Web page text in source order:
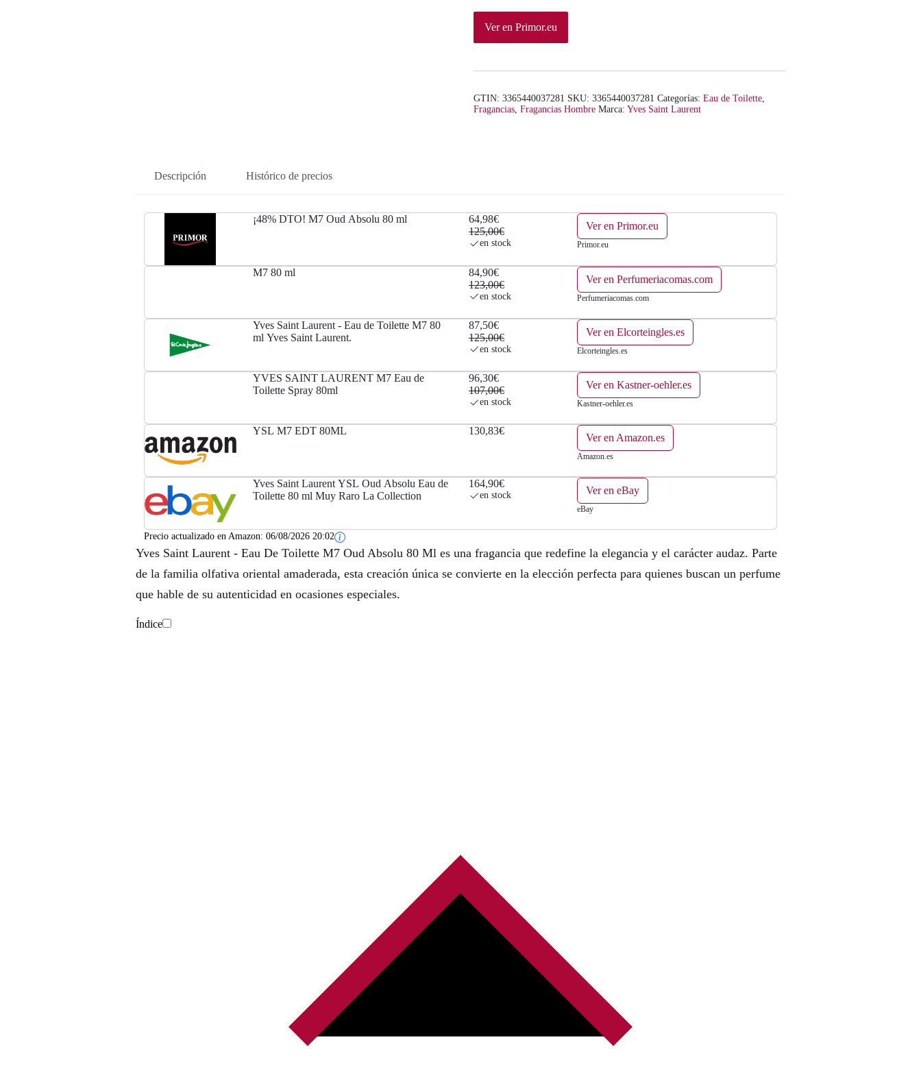
a
r
2
,
0
.
6
8
€
.
Ver en Primor.eu
GTIN: 3365440037281 SKU: 3365440037281 Categorías: Eau de Toilette,
Fragancias, Fragancias Hombre Marca: Yves Saint Laurent
Descripción Histórico de precios
¡48% DTO! M7 Oud Absolu 80 ml
64,98€
125,00€
en stock
Ver en Primor.eu
Primor.eu
M7 80 ml
84,90€
123,00€
en stock
Ver en Perfumeriacomas.com
Perfumeriacomas.com
Yves Saint Laurent - Eau de Toilette M7 80
ml Yves Saint Laurent.
87,50€
125,00€
en stock
Ver en Elcorteingles.es
Elcorteingles.es
YVES SAINT LAURENT M7 Eau de
Toilette Spray 80ml
96,30€
107,00€
en stock
Ver en Kastner-oehler.es
Kastner-oehler.es
YSL M7 EDT 80ML 130,83€
Ver en Amazon.es
Amazon.es
Yves Saint Laurent YSL Oud Absolu Eau de
Toilette 80 ml Muy Raro La Collection
164,90€
en stock Ver en eBay
eBay
Precio actualizado en Amazon: 06/08/2026 20:02
Yves Saint Laurent - Eau De Toilette M7 Oud Absolu 80 Ml es una fragancia que redefine la elegancia y el carácter audaz. Parte
de la familia olfativa oriental amaderada, esta creación única se convierte en la elección perfecta para quienes buscan un perfume
que hable de su autenticidad en ocasiones especiales.
Índice